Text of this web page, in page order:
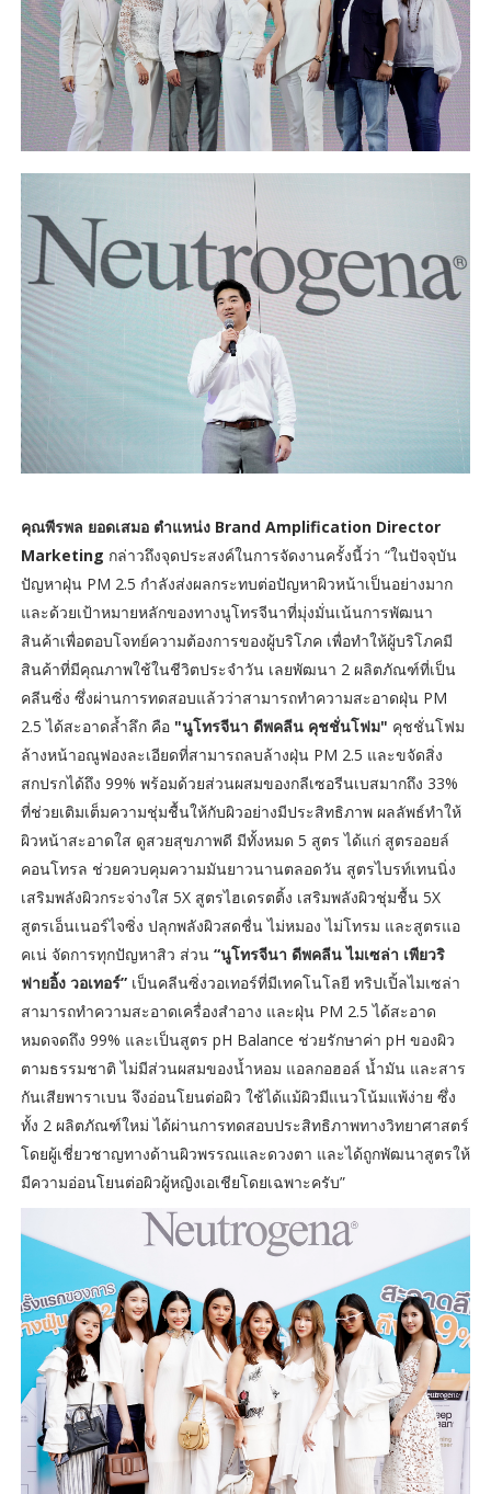
คุณพีรพล ยอดเสมอ ตำแหน่ง Brand Amplification Director
Marketing กล่าวถึงจุดประสงค์ในการจัดงานครั้งนี้ว่า “ในปัจจุบัน
ปัญหาฝุ่น PM 2.5 กำลังส่งผลกระทบต่อปัญหาผิวหน้าเป็นอย่างมาก
และด้วยเป้าหมายหลักของทางนูโทรจีนาที่มุ่งมั่นเน้นการพัฒนา
สินค้าเพื่อตอบโจทย์ความต้องการของผู้บริโภค เพื่อทำให้ผู้บริโภคมี
สินค้าที่มีคุณภาพใช้ในชีวิตประจำวัน เลยพัฒนา 2 ผลิตภัณฑ์ที่เป็น
คลีนซิ่ง ซึ่งผ่านการทดสอบแล้วว่าสามารถทำความสะอาดฝุ่น PM
2.5 ได้สะอาดล้ำลึก คือ "นูโทรจีนา ดีพคลีน คุชชั่นโฟม" คุชชั่นโฟม
ล้างหน้าอณูฟองละเอียดที่สามารถลบล้างฝุ่น PM 2.5 และขจัดสิ่ง
สกปรกได้ถึง 99% พร้อมด้วยส่วนผสมของกลีเซอรีนเบสมากถึง 33%
ที่ช่วยเติมเต็มความชุ่มชื้นให้กับผิวอย่างมีประสิทธิภาพ ผลลัพธ์ทำให้
ผิวหน้าสะอาดใส ดูสวยสุขภาพดี มีทั้งหมด 5 สูตร ได้แก่ สูตรออยล์
คอนโทรล ช่วยควบคุมความมันยาวนานตลอดวัน สูตรไบรท์เทนนิ่ง
เสริมพลังผิวกระจ่างใส 5X สูตรไฮเดรตติ้ง เสริมพลังผิวชุ่มชื้น 5X
สูตรเอ็นเนอร์ไจซิ่ง ปลุกพลังผิวสดชื่น ไม่หมอง ไม่โทรม และสูตรแอ
คเน่ จัดการทุกปัญหาสิว ส่วน “นูโทรจีนา ดีพคลีน ไมเซล่า เพียวริ
ฟายอิ้ง วอเทอร์”เป็นคลีนซิ่งวอเทอร์ที่มีเทคโนโลยี ทริปเปิ้ลไมเซล่า
สามารถทำความสะอาดเครื่องสำอาง และฝุ่น PM 2.5 ได้สะอาด
หมดจดถึง 99% และเป็นสูตร pH Balance ช่วยรักษาค่า pH ของผิว
ตามธรรมชาติ ไม่มีส่วนผสมของน้ำหอม แอลกอฮอล์ น้ำมัน และสาร
กันเสียพาราเบน จึงอ่อนโยนต่อผิว ใช้ได้แม้ผิวมีแนวโน้มแพ้ง่าย ซึ่ง
ทั้ง 2 ผลิตภัณฑ์ใหม่ ได้ผ่านการทดสอบประสิทธิภาพทางวิทยาศาสตร์
โดยผู้เชี่ยวชาญทางด้านผิวพรรณและดวงตา และได้ถูกพัฒนาสูตรให้
มีความอ่อนโยนต่อผิวผู้หญิงเอเชียโดยเฉพาะครับ”